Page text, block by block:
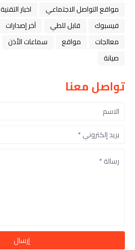
مواقع التواصل الاجتماعي
اخبار التقنية
فيسبوك
قابل للطي آخر إصدارات
معالجات
مواقع سماعات الأذن
صيانة
تواصل معنا